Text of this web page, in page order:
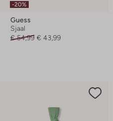
-20%
Guess
Sjaal
€ 54,99 € 43,99